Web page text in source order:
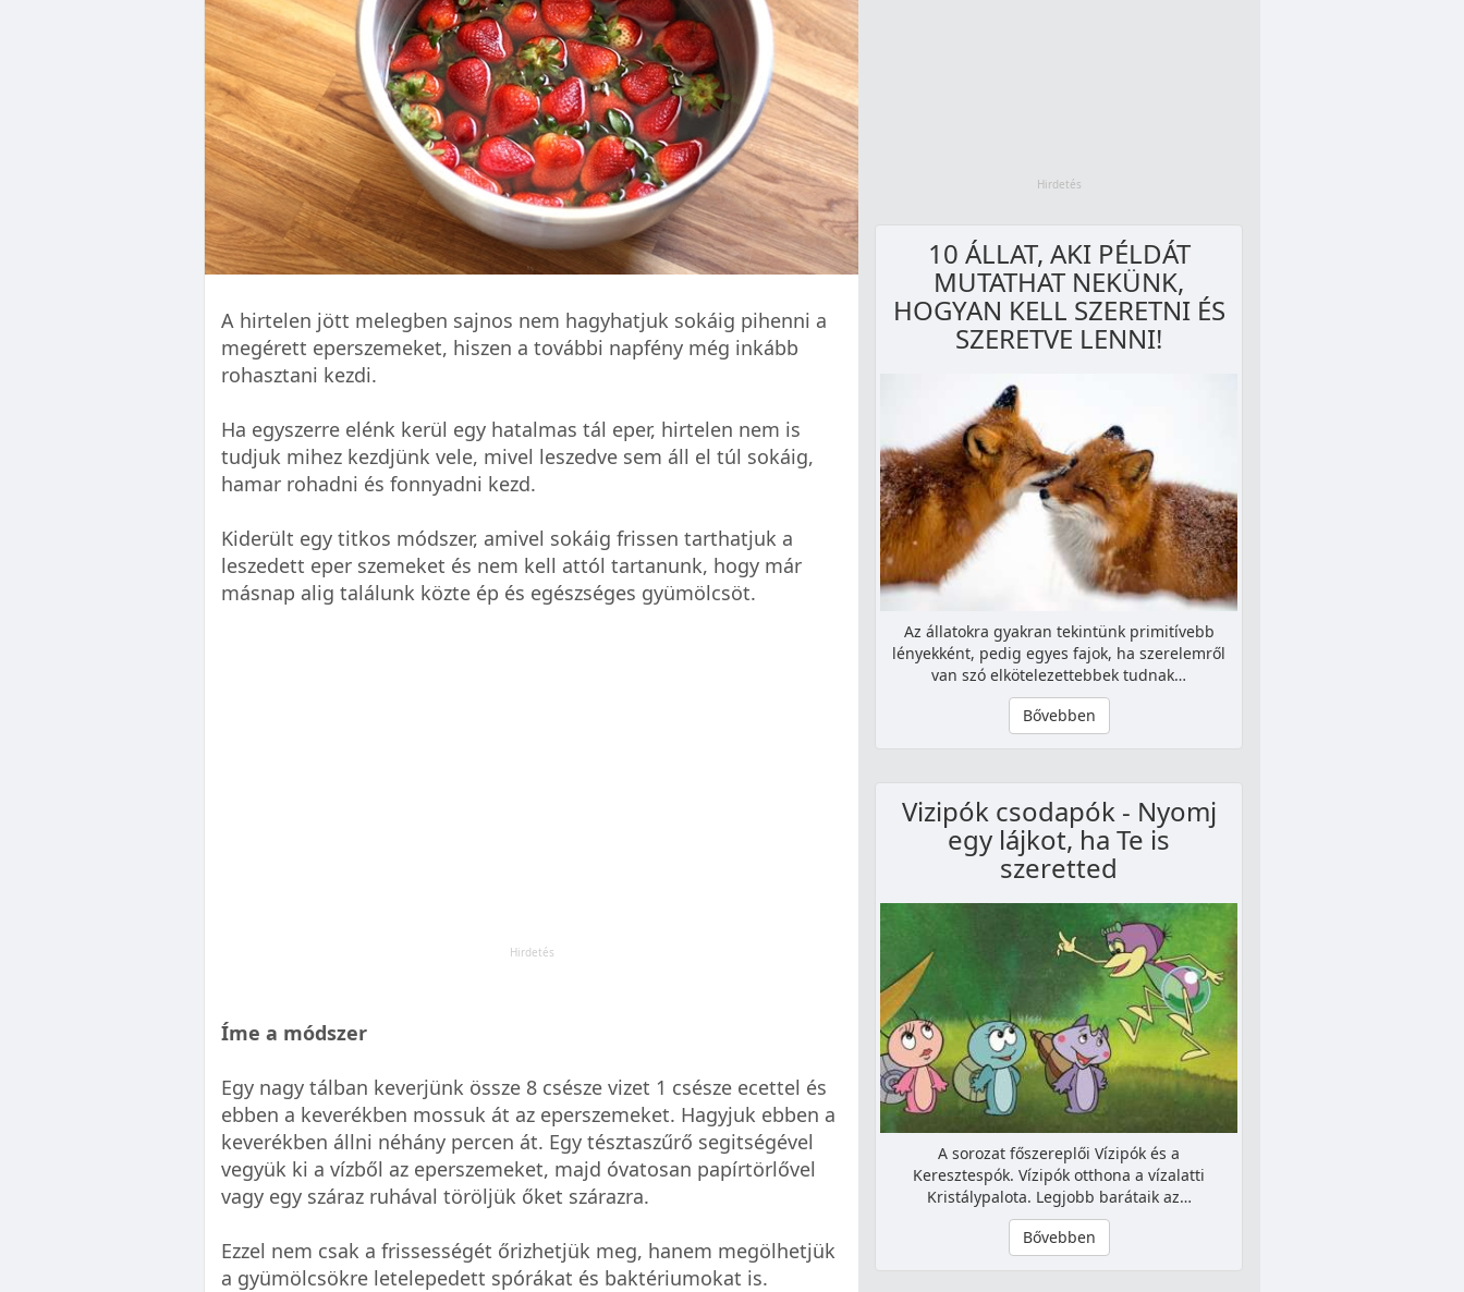
A hirtelen jött melegben sajnos nem hagyhatjuk sokáig pihenni a
megérett eperszemeket, hiszen a további napfény még inkább
rohasztani kezdi.
Ha egyszerre elénk kerül egy hatalmas tál eper, hirtelen nem is
tudjuk mihez kezdjünk vele, mivel leszedve sem áll el túl sokáig,
hamar rohadni és fonnyadni kezd.
Kiderült egy titkos módszer, amivel sokáig frissen tarthatjuk a
leszedett eper szemeket és nem kell attól tartanunk, hogy már
másnap alig találunk közte ép és egészséges gyümölcsöt.
Íme a módszer
Egy nagy tálban keverjünk össze 8 csésze vizet 1 csésze ecettel és
ebben a keverékben mossuk át az eperszemeket. Hagyjuk ebben a
keverékben állni néhány percen át. Egy tésztaszűrő segitségével
vegyük ki a vízből az eperszemeket, majd óvatosan papírtörlővel
vagy egy száraz ruhával töröljük őket szárazra.
Ezzel nem csak a frissességét őrizhetjük meg, hanem megölhetjük
a gyümölcsökre letelepedett spórákat és baktériumokat is.
10 ÁLLAT, AKI PÉLDÁT
MUTATHAT NEKÜNK,
HOGYAN KELL SZERETNI ÉS
SZERETVE LENNI!
Az állatokra gyakran tekintünk primitívebb
lényekként, pedig egyes fajok, ha szerelemről
van szó elkötelezettebbek tudnak…
Bővebben
Vizipók csodapók - Nyomj
egy lájkot, ha Te is
szeretted
A sorozat főszereplői Vízipók és a
Keresztespók. Vízipók otthona a vízalatti
Kristálypalota. Legjobb barátaik az…
Bővebben